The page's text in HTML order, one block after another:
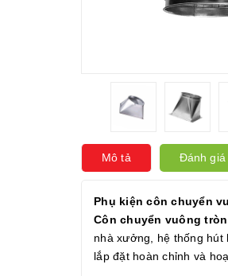
Mô tả Đánh giá
Phụ kiện côn chuyển
Côn chuyển vuông tròn
nhà xưởng, hệ thống hút
lắp đặt hoàn chỉnh và